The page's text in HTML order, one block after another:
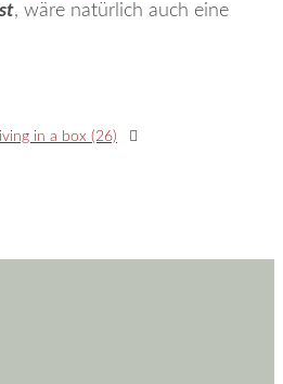
, wäre natürlich auch eine
living in a box (26)